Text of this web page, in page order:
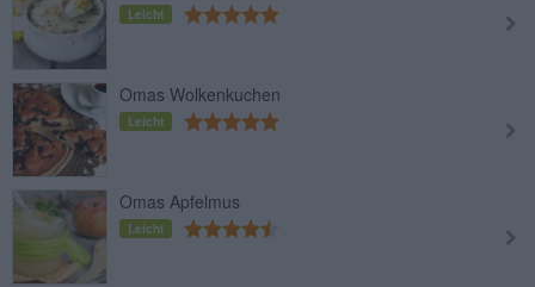
Leicht
Omas Wolkenkuchen
Leicht
Omas Apfelmus
Leicht